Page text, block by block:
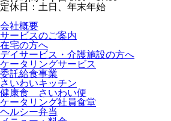
定休日：土日、年末年始
会社概要
サービスのご案内
在宅の方へ
デイサービス・介護施設の方へ
ケータリングサービス
委託給食事業
さいわいキッチン
健康食 さいわい便
ケータリング社員食堂
ヘルシー弁当